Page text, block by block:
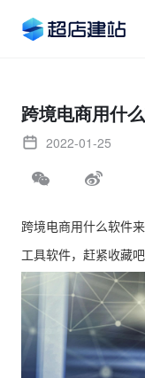
跨境电商用什
2022-01-25
跨境电商用什么软件
工具软件，赶紧收藏吧